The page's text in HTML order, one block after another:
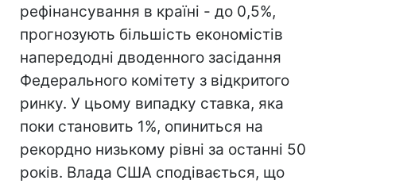
рефінансування в країні - до 0,5%,
прогнозують більшість економістів
напередодні дводенного засідання
Федерального комітету з відкритого
ринку. У цьому випадку ставка, яка
поки становить 1%, опиниться на
рекордно низькому рівні за останні 50
років. Влада США сподівається, що